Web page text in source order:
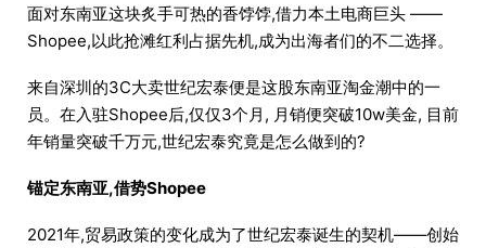
面对东南亚这块炙手可热的香饽饽,借力本土电商巨头 ——
Shopee,以此抢滩红利占据先机,成为出海者们的不二选择。
来自深圳的3C大卖世纪宏泰便是这股东南亚淘金潮中的一
员。在入驻Shopee后,仅仅3个月, 月销便突破10w美金, 目前
年销量突破千万元,世纪宏泰究竟是怎么做到的?
锚定东南亚,借势Shopee
2021年,贸易政策的变化成为了世纪宏泰诞生的契机——创始